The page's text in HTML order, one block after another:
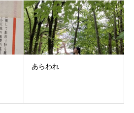
あらわれ